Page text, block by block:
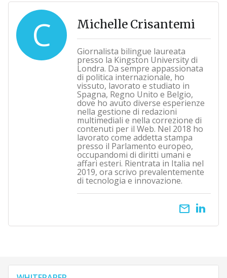
C Michelle Crisantemi
Giornalista bilingue laureata
presso la Kingston University di
Londra. Da sempre appassionata
di politica internazionale, ho
vissuto, lavorato e studiato in
Spagna, Regno Unito e Belgio,
dove ho avuto diverse esperienze
nella gestione di redazioni
multimediali e nella correzione di
contenuti per il Web. Nel 2018 ho
lavorato come addetta stampa
presso il Parlamento europeo,
occupandomi di diritti umani e
affari esteri. Rientrata in Italia nel
2019, ora scrivo prevalentemente
di tecnologia e innovazione.
email